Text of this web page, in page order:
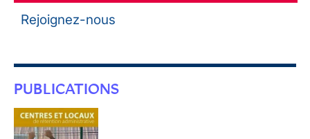
Rejoignez-nous
PUBLICATIONS